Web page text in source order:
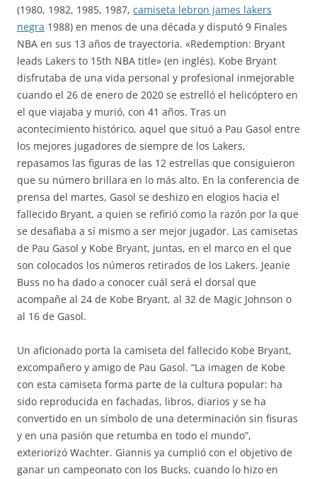
(1980, 1982, 1985, 1987, camiseta lebron james lakers
negra 1988) en menos de una década y disputó 9 Finales
NBA en sus 13 años de trayectoria. «Redemption: Bryant
leads Lakers to 15th NBA title» (en inglés). Kobe Bryant
disfrutaba de una vida personal y profesional inmejorable
cuando el 26 de enero de 2020 se estrelló el helicóptero en
el que viajaba y murió, con 41 años. Tras un
acontecimiento histórico, aquel que situó a Pau Gasol entre
los mejores jugadores de siempre de los Lakers,
repasamos las figuras de las 12 estrellas que consiguieron
que su número brillara en lo más alto. En la conferencia de
prensa del martes, Gasol se deshizo en elogios hacia el
fallecido Bryant, a quien se refirió como la razón por la que
se desafiaba a sí mismo a ser mejor jugador. Las camisetas
de Pau Gasol y Kobe Bryant, juntas, en el marco en el que
son colocados los números retirados de los Lakers. Jeanie
Buss no ha dado a conocer cuál será el dorsal que
acompañe al 24 de Kobe Bryant, al 32 de Magic Johnson o
al 16 de Gasol.
Un aficionado porta la camiseta del fallecido Kobe Bryant,
excompañero y amigo de Pau Gasol. “La imagen de Kobe
con esta camiseta forma parte de la cultura popular: ha
sido reproducida en fachadas, libros, diarios y se ha
convertido en un símbolo de una determinación sin fisuras
y en una pasión que retumba en todo el mundo”,
exteriorizó Wachter. Giannis ya cumplió con el objetivo de
ganar un campeonato con los Bucks, cuando lo hizo en